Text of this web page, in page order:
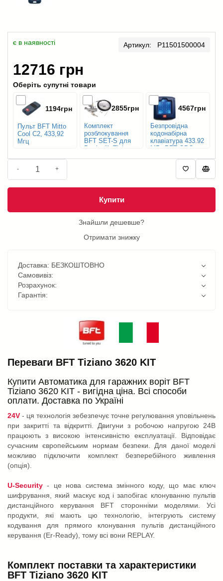
є в наявності Артикул: P11501500004
12716 грн
Оберіть супутні товари
Пульт BFT Mitto
Cool C2, 433,92
Мгц
1194грн
Комплект
розблокування
BFT SET-S для
Botticelli, Tiziano
2855грн
Безпровідна
кодонабірна
клавіатура 433.92
МГц BFT QBO
4567грн
- +
Купити
Знайшли дешевше?
Отримати знижку
Доставка: БЕЗКОШТОВНО
Самовивіз:
Розрахунок:
Гарантія:
Переваги BFT Tiziano 3620 KIT
Купити Автоматика для гаражних воріт BFT
Tiziano 3620 KIT - вигідна ціна. Всі способи
оплати. Доставка по Україні
24V - ця технологія зебезпечує точне регулювання уповільнень
при закритті та відкритті. Двигуни з робочою напругою 24В
працюють з високою інтенсивністю експлуатації. Відповідає
сучасним європейським нормам безпеки. Для даної моделі
можливо підключити комплект безперебійного живлення
(опція).
U-Security - це нова система змінного коду, що має ключ
шифрування, який маскує код і запобігає клонуванню пультів
дистанційного керування BFT сторонніми моделями. Усі
продукти, які мають цю технологію, інтегрують систему
кодування для прямого клонування пультів дистанційного
керування (Er-Ready), тому всі вони REPLAY.
Комплект поставки та характеристики
BFT Tiziano 3620 KIT